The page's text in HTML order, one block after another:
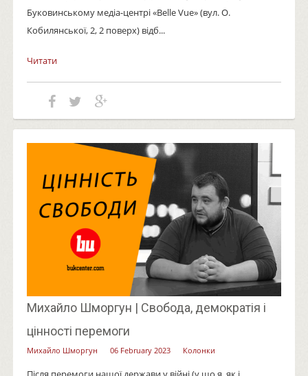
Буковинському медіа-центрі «Belle Vue» (вул. О.
Кобилянської, 2, 2 поверх) відб...
Читати
Михайло Шморгун | Свобода, демократія і
цінності перемоги
Михайло Шморгун 06 February 2023 Колонки